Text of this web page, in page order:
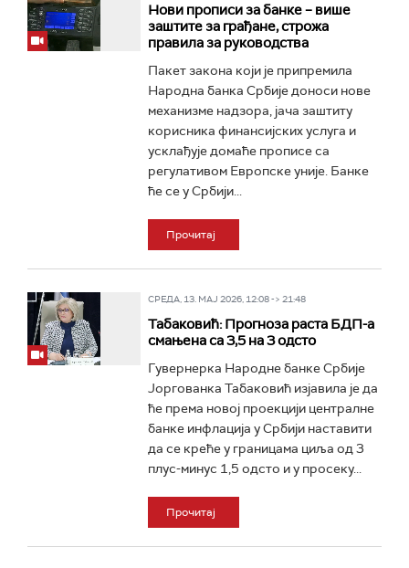
Нови прописи за банке – више
заштите за грађане, строжа
правила за руководства
Пакет закона који је припремила
Народна банка Србије доноси нове
механизме надзора, јача заштиту
корисника финансијских услуга и
усклађује домаће прописе са
регулативом Европске уније. Банке
ће се у Србији...
Прочитај
СРЕДА, 13. МАЈ 2026, 12:08 -> 21:48
Табаковић: Прогноза раста БДП-а
смањена са 3,5 на 3 одсто
Гувернерка Народне банке Србије
Јоргованка Табаковић изјавила је да
ће према новој проекцији централне
банке инфлација у Србији наставити
да се креће у границама циља од 3
плус-минус 1,5 одсто и у просеку...
Прочитај